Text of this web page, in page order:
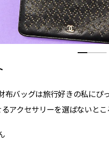
バッグは旅行好きの私にぴ
アクセサリーを選ばないとこ